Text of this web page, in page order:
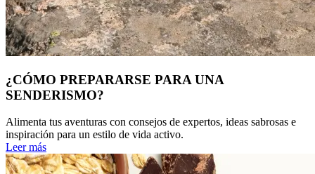
¿CÓMO PREPARARSE PARA UNA
SENDERISMO?
Alimenta tus aventuras con consejos de expertos, ideas sabrosas e
inspiración para un estilo de vida activo.
Leer más